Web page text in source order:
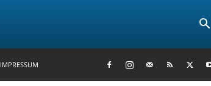
IMPRESSUM